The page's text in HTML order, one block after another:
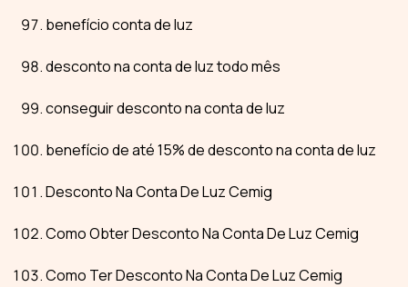
benefício conta de luz
desconto na conta de luz todo mês
conseguir desconto na conta de luz
benefício de até 15% de desconto na conta de luz
Desconto Na Conta De Luz Cemig
Como Obter Desconto Na Conta De Luz Cemig
Como Ter Desconto Na Conta De Luz Cemig